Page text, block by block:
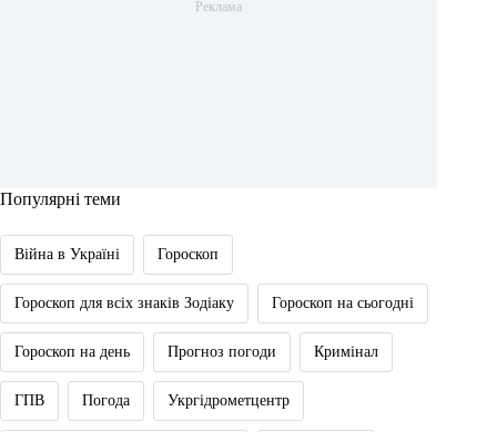
Популярні теми
Війна в Україні Гороскоп
Гороскоп для всіх знаків Зодіаку Гороскоп на сьогодні
Гороскоп на день Прогноз погоди Кримінал
ГПВ Погода Укргідрометцентр